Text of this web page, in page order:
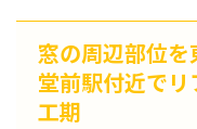
窓の周辺部位
堂前駅付近で
工期